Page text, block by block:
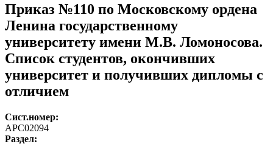
Приказ №110 по Московскому ордена
Ленина государственному
университету имени М.В. Ломоносова.
Список студентов, окончивших
университет и получивших дипломы с
отличием
Сист.номер:
АРС02094
Раздел: